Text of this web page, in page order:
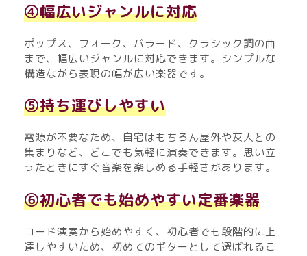
④幅広いジャンルに対応
ポップス、フォーク、バラード、クラシック調の曲
まで、幅広いジャンルに対応できます。シンプルな
構造ながら表現の幅が広い楽器です。
⑤持ち運びしやすい
電源が不要なため、自宅はもちろん屋外や友人との
集まりなど、どこでも気軽に演奏できます。思い立
ったときにすぐ音楽を楽しめる手軽さがあります。
⑥初心者でも始めやすい定番楽器
コード演奏から始めやすく、初心者でも段階的に上
達しやすいため、初めてのギターとして選ばれるこ